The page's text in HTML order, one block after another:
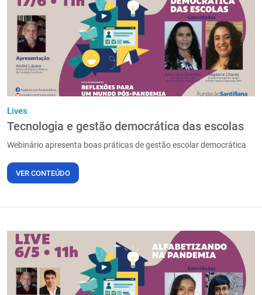
PT
Lives
Tecnologia e gestão democrática das escolas
Webinário apresenta boas práticas de gestão escolar democrática
VER CONTEÚDO